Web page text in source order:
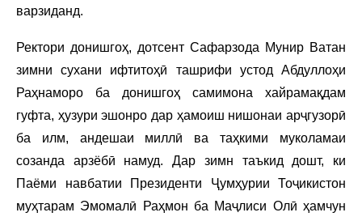
варзиданд.
Ректори донишгоҳ, дотсент Сафарзода Мунир Ватан
зимни сухани ифтитоҳӣ ташрифи устод Абдуллоҳи
Раҳнаморо ба донишгоҳ самимона хайрамақдам
гуфта, ҳузури эшонро дар ҳамоиш нишонаи арҷгузорӣ
ба илм, андешаи миллӣ ва таҳкими муколамаи
созанда арзёбӣ намуд. Дар зимн таъкид дошт, ки
Паёми навбатии Президенти Ҷумҳурии Тоҷикистон
муҳтарам Эмомалӣ Раҳмон ба Маҷлиси Олӣ ҳамчун